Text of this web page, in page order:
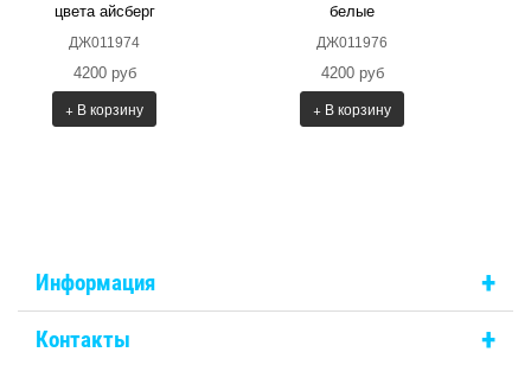
цвета айсберг
ДЖ011974
4200 руб
+ В корзину
белые
ДЖ011976
4200 руб
+ В корзину
Информация +
Контакты +